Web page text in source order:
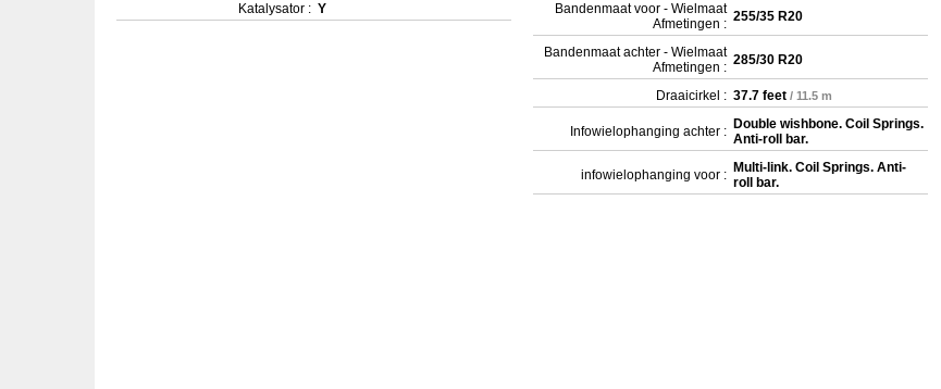
Katalysator : Y
Bandenmaat voor - Wielmaat
Afmetingen : 255/35 R20
Bandenmaat achter - Wielmaat
Afmetingen : 285/30 R20
Draaicirkel : 37.7 feet / 11.5 m
Infowielophanging achter : Double wishbone. Coil Springs.
Anti-roll bar.
infowielophanging voor : Multi-link. Coil Springs. Anti-
roll bar.